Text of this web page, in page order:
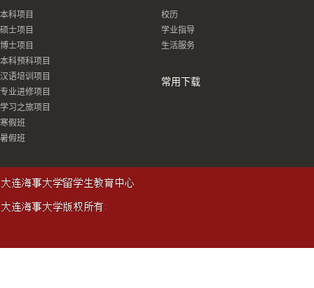
本科项目
硕士项目
博士项目
本科预科项目
汉语培训项目
专业进修项目
学习之旅项目
寒假班
暑假班
校历
学业指导
生活服务
常用下载